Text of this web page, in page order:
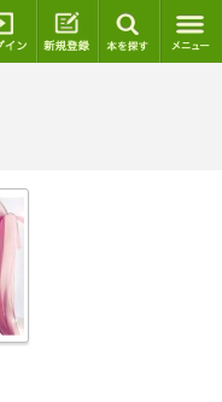
ログイン 新規登録